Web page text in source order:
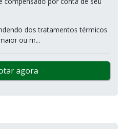
dos tratamentos térmicos
ou m...
agora